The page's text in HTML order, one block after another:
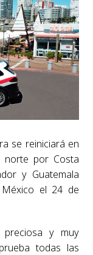
se reiniciará en
norte por Costa
y Guatemala
el 24 de
y muy
todas las